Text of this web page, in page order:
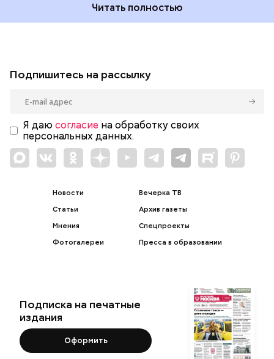
Читать полностью
Подпишитесь на рассылку
Я даю согласие на обработку своих
персональных данных.
Новости
Статьи
Мнения
Фотогалереи
Вечерка ТВ
Архив газеты
Спецпроекты
Пресса в образовании
Подписка на печатные
издания
Оформить